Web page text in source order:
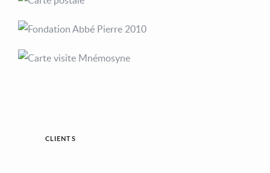
CLIENTS